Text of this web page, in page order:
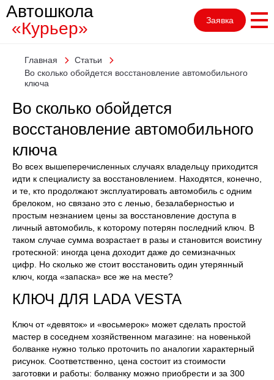
Автошкола
«Курьер»
Заявка
Главная
Статьи
Во сколько обойдется восстановление автомобильного
ключа
Во сколько обойдется
восстановление автомобильного
ключа
Во всех вышеперечисленных случаях владельцу приходится
идти к специалисту за восстановлением. Находятся, конечно,
и те, кто продолжают эксплуатировать автомобиль с одним
брелоком, но связано это с ленью, безалаберностью и
простым незнанием цены за восстановление доступа в
личный автомобиль, к которому потерян последний ключ. В
таком случае сумма возрастает в разы и становится воистину
гротескной: иногда цена доходит даже до семизначных
цифр. Но сколько же стоит восстановить один утерянный
ключ, когда «запаска» все же на месте?
КЛЮЧ ДЛЯ LADA VESTA
Ключ от «девяток» и «восьмерок» может сделать простой
мастер в соседнем хозяйственном магазине: на новенькой
болванке нужно только проточить по аналогии характерный
рисунок. Соответственно, цена состоит из стоимости
заготовки и работы: болванку можно приобрести и за 300